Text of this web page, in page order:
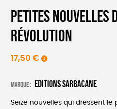
Petites nouvelles
Révolution
17,50 €
Marque : Editions Sarbacane
Seize nouvelles qui dressent le